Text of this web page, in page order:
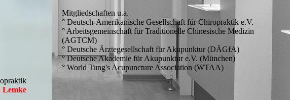
Lemke
Mitgliedschaften u.a.
° Deutsch-Amerikanische Gesellschaft für Chiropraktik e.V.
° Arbeitsgemeinschaft für Traditionelle Chinesische Medizin
(AGTCM)
° Deutsche Ärztegesellschaft für Akupunktur (DÄGfA)
° Deutsche Akademie für Akupunktur e.V. (München)
° World Tung's Acupuncture Association (WTAA)